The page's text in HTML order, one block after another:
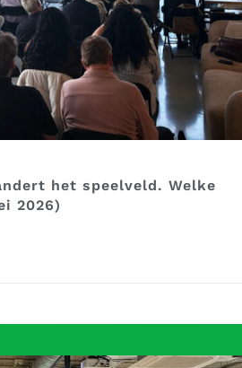
het speelveld. Welke
2026)